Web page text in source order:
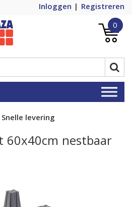
Inloggen
Registreren
1 in
0
Snelle levering
60x40cm nestbaar